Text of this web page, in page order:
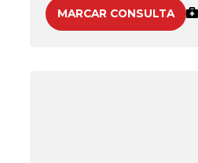
MARCAR CONSULTA